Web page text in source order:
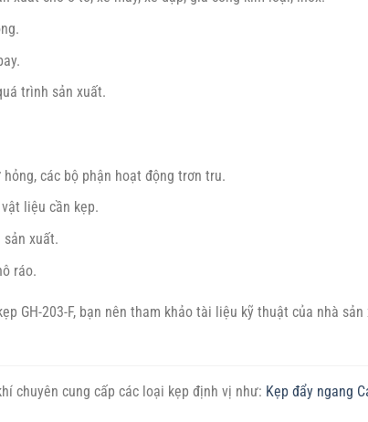
trình sản xuất.
các bộ phận hoạt động trơn tru.
liệu cần kẹp.
xuất.
ráo.
GH-203-F, bạn nên tham khảo tài liệu kỹ thuật của nhà
chuyên cung cấp các loại kẹp định vị như: Kẹp đẩy ngang